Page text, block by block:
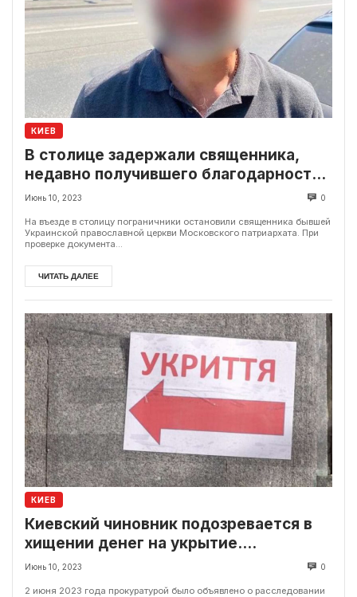
КИЕВ
В столице задержали священника,
недавно получившего благодарность
россии
Июнь 10, 2023 0
На въезде в столицу пограничники остановили священника бывшей
Украинской православной церкви Московского патриархата. При
проверке документа...
ЧИТАТЬ ДАЛЕЕ
КИЕВ
Киевский чиновник подозревается в
хищении денег на укрытие.
Подробности
Июнь 10, 2023 0
2 июня 2023 года прокуратурой было объявлено о расследовании